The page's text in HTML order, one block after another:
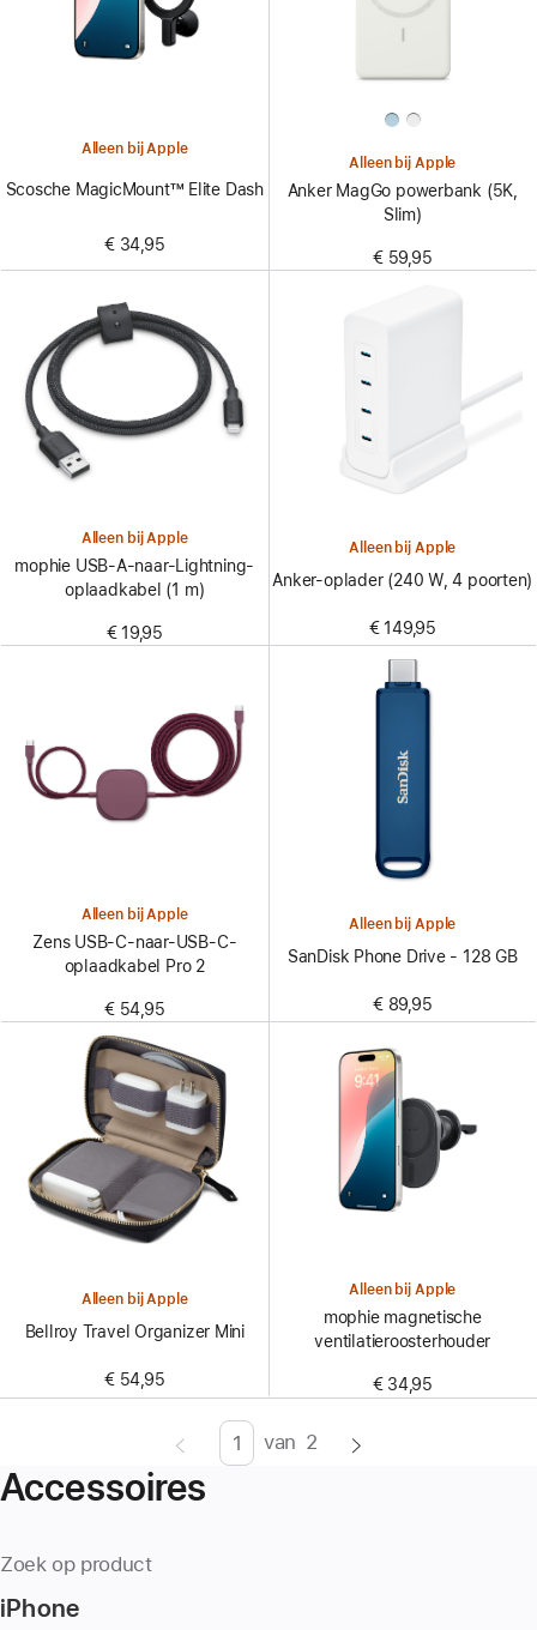
Alleen bij Apple
Scosche MagicMount™ Elite Dash
€ 34,95
Alleen bij Apple
Anker MagGo powerbank (5K,
Slim)
€ 59,95
Alleen bij Apple
mophie USB-A-naar-Lightning-
oplaadkabel (1 m)
€ 19,95
Alleen bij Apple
Anker-oplader (240 W, 4 poorten)
€ 149,95
Alleen bij Apple
Zens USB-C-naar-USB-C-
oplaadkabel Pro 2
€ 54,95
Alleen bij Apple
SanDisk Phone Drive - 128 GB
€ 89,95
Alleen bij Apple
Bellroy Travel Organizer Mini
€ 54,95
Alleen bij Apple
mophie magnetische
ventilatieroosterhouder
€ 34,95
Pagina
Enter
van 2
Accessoires
Zoek op product
iPhone